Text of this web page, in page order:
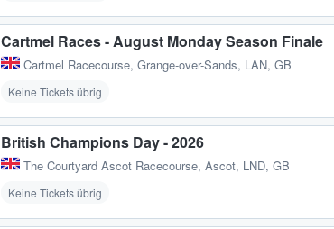
Cartmel Races - August Monday Season Finale
Cartmel Racecourse, Grange-over-Sands, LAN, GB
Keine Tickets übrig
British Champions Day - 2026
The Courtyard Ascot Racecourse, Ascot, LND, GB
Keine Tickets übrig